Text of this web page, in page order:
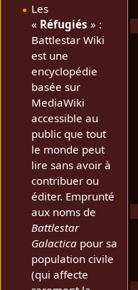
Les
« Réfugiés » :
Battlestar Wiki
est une
encyclopédie
basée sur
MediaWiki
accessible au
public que tout
le monde peut
lire sans avoir à
contribuer ou
éditer. Emprunté
aux noms de
Battlestar
Galacticapour sa
population civile
(qui affecte